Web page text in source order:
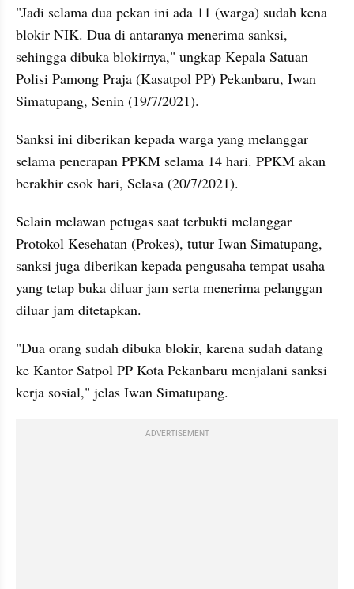
"Jadi selama dua pekan ini ada 11 (warga) sudah kena
blokir NIK. Dua di antaranya menerima sanksi,
sehingga dibuka blokirnya," ungkap Kepala Satuan
Polisi Pamong Praja (Kasatpol PP) Pekanbaru, Iwan
Simatupang, Senin (19/7/2021).
Sanksi ini diberikan kepada warga yang melanggar
selama penerapan PPKM selama 14 hari. PPKM akan
berakhir esok hari, Selasa (20/7/2021).
Selain melawan petugas saat terbukti melanggar
Protokol Kesehatan (Prokes), tutur Iwan Simatupang,
sanksi juga diberikan kepada pengusaha tempat usaha
yang tetap buka diluar jam serta menerima pelanggan
diluar jam ditetapkan.
"Dua orang sudah dibuka blokir, karena sudah datang
ke Kantor Satpol PP Kota Pekanbaru menjalani sanksi
kerja sosial," jelas Iwan Simatupang.
ADVERTISEMENT